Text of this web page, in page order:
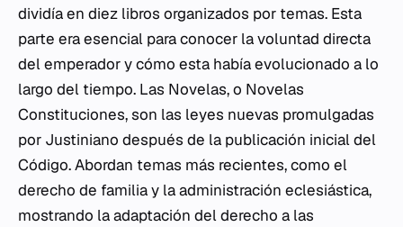
dividía en diez libros organizados por temas. Esta
parte era esencial para conocer la voluntad directa
del emperador y cómo esta había evolucionado a lo
largo del tiempo. Las Novelas, o Novelas
Constituciones, son las leyes nuevas promulgadas
por Justiniano después de la publicación inicial del
Código. Abordan temas más recientes, como el
derecho de familia y la administración eclesiástica,
mostrando la adaptación del derecho a las